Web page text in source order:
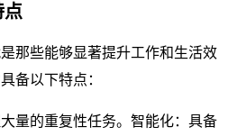
点
那些能够显著提升工作和生活效
备以下特点：
量的重复性任务。智能化：具备